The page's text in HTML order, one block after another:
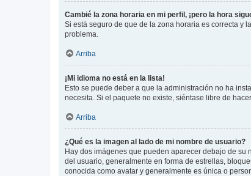
Cambié la zona horaria en mi perfil, ¡pero la hora
Si está seguro de que de la zona horaria es correcta y
problema.
Arriba
¡Mi idioma no está en la lista!
Esto se puede deber a que la administración no ha
necesita. Si el paquete no existe, siéntase libre de
Arriba
¿Qué es la imagen al lado de mi nombre de usuario?
Hay dos imágenes que pueden aparecer debajo de
del usuario, generalmente en forma de estrellas,
conocida como avatar y generalmente es única o